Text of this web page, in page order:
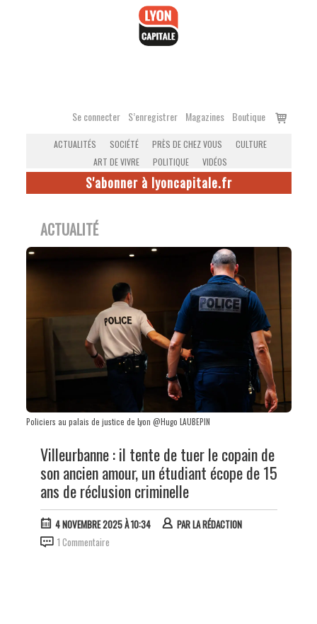
Se connecter S’enregistrer Magazines Boutique
Voir
ACTUALITÉS SOCIÉTÉ PRÈS DE CHEZ VOUS
CULTURE
ART DE VIVRE
POLITIQUE VIDÉOS
S'abonner à lyoncapitale.fr
ACTUALITÉ
Policiers au palais de justice de Lyon @Hugo LAUBEPIN
Villeurbanne : il tente de tuer le copain de
son ancien amour, un étudiant écope de 15
ans de réclusion criminelle
4 NOVEMBRE 2025 À 10:34 PARLA RÉDACTION
1 Commentaire